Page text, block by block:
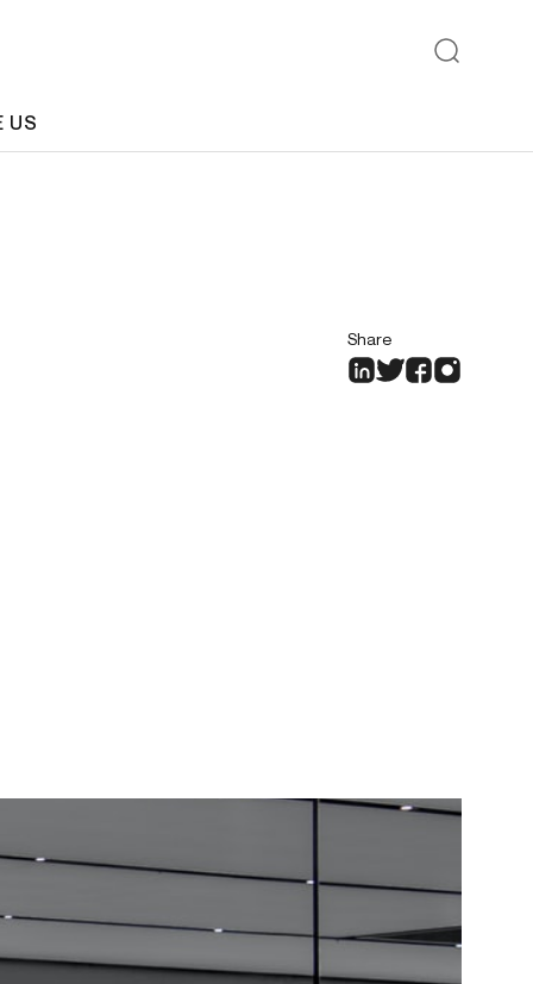
US
Share